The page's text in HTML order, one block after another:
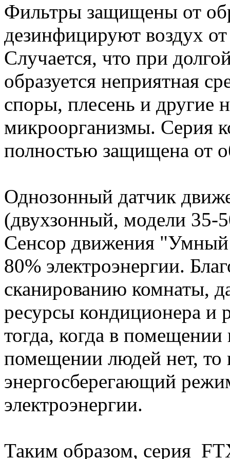
Фильтры защищены от
дезинфицируют воздух
Случается, что при
образуется неприятная
споры, плесень и другие
микроорганизмы. Серия
полностью защищена от
Однозонный датчик
(двухзонный, модели 35-
Сенсор движения "Умный
80% электроэнергии.
сканированию комнаты,
ресурсы кондиционера и
тогда, когда в
помещении людей нет, то
энергосберегающий
электроэнергии.
Таким образом, серия